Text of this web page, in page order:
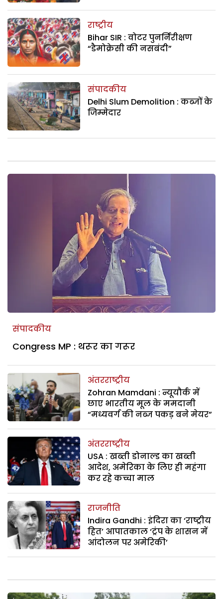
राष्ट्रीय
Bihar SIR : वोटर पुनर्निरीक्षण
“डैमोक्रेसी की नसबंदी”
संपादकीय
Delhi Slum Demolition : कब्जों के
जिम्मेदार
संपादकीय
Congress MP : थरूर का गरूर
अंतरराष्ट्रीय
Zohran Mamdani : न्यूयौर्क में
छाए भारतीय मूल के ममदानी
“मध्यवर्ग की नब्ज पकड़ बने मेयर”
अंतरराष्ट्रीय
USA : खब्ती डोनाल्ड का खब्ती
आदेश, अमेरिका के लिए ही महंगा
कर रहे कच्चा माल
राजनीति
Indira Gandhi : इंदिरा का ‘राष्ट्रीय
हित’ आपातकाल ‘ट्रंप के शासन में
आंदोलन पर अमेरिकी’